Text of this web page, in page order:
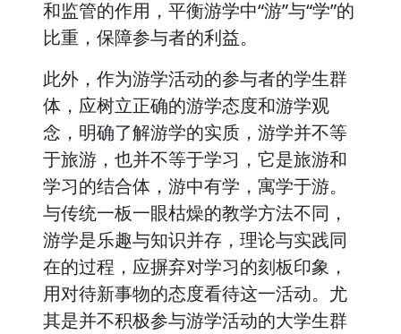
和监管的作用，平衡游学中“游”与“学”的
比重，保障参与者的利益。
此外，作为游学活动的参与者的学生群
体，应树立正确的游学态度和游学观
念，明确了解游学的实质，游学并不等
于旅游，也并不等于学习，它是旅游和
学习的结合体，游中有学，寓学于游。
与传统一板一眼枯燥的教学方法不同，
游学是乐趣与知识并存，理论与实践同
在的过程，应摒弃对学习的刻板印象，
用对待新事物的态度看待这一活动。尤
其是并不积极参与游学活动的大学生群